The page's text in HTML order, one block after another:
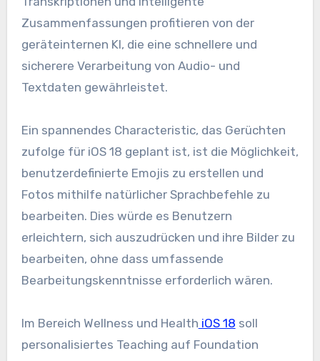
Zusammenfassungen profitieren von der
geräteinternen KI, die eine schnellere und
sicherere Verarbeitung von Audio- und
Textdaten gewährleistet.
Ein spannendes Characteristic, das Gerüchten
zufolge für iOS 18 geplant ist, ist die Möglichkeit,
benutzerdefinierte Emojis zu erstellen und
Fotos mithilfe natürlicher Sprachbefehle zu
bearbeiten. Dies würde es Benutzern
erleichtern, sich auszudrücken und ihre Bilder zu
bearbeiten, ohne dass umfassende
Bearbeitungskenntnisse erforderlich wären.
Im Bereich Wellness und Health iOS 18 soll
personalisiertes Teaching auf Foundation